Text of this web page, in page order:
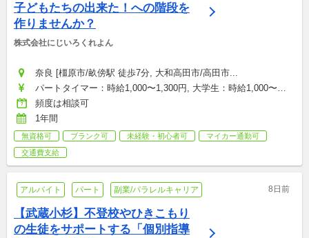
子どもたちの出来た！への階段を
作りませんか？
株式会社にじいろくれよん
奈良 [橿原市/畝傍駅 徒歩7分, 大和高田市/高田市...
パートタイマー：時給1,000〜1,300円, 大学生：時給1,000〜
1,100円, 契約社員(正社員登用あり)：月給180,000〜300,000円,
店舗トップ：月給300,000〜400,000円
頻度は相談可
1年間
無資格可 ブランク可 未経験・初心者可
マイカー通勤可
交通費支給
アルバイト パート 副業/パラレルキャリア 8日前
【武蔵小杉】不登校やひきこもり
の生徒をサポートする「個別指導